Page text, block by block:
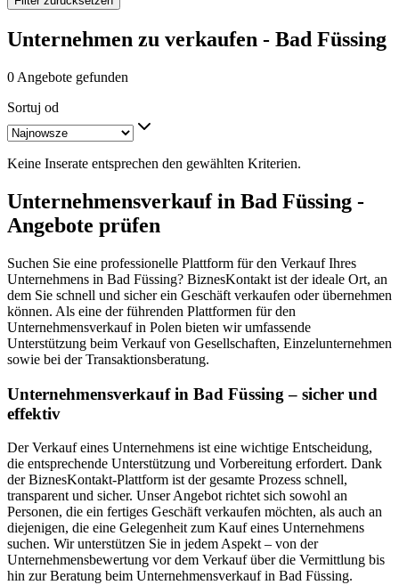
Unternehmen zu verkaufen - Bad Füssing
0 Angebote gefunden
Sortuj od
Keine Inserate entsprechen den gewählten Kriterien.
Unternehmensverkauf in Bad Füssing -
Angebote prüfen
Suchen Sie eine professionelle Plattform für den Verkauf Ihres
Unternehmens in Bad Füssing? BiznesKontakt ist der ideale Ort, an
dem Sie schnell und sicher ein Geschäft verkaufen oder übernehmen
können. Als eine der führenden Plattformen für den
Unternehmensverkauf in Polen bieten wir umfassende
Unterstützung beim Verkauf von Gesellschaften, Einzelunternehmen
sowie bei der Transaktionsberatung.
Unternehmensverkauf in Bad Füssing – sicher und
effektiv
Der Verkauf eines Unternehmens ist eine wichtige Entscheidung,
die entsprechende Unterstützung und Vorbereitung erfordert. Dank
der BiznesKontakt-Plattform ist der gesamte Prozess schnell,
transparent und sicher. Unser Angebot richtet sich sowohl an
Personen, die ein fertiges Geschäft verkaufen möchten, als auch an
diejenigen, die eine Gelegenheit zum Kauf eines Unternehmens
suchen. Wir unterstützen Sie in jedem Aspekt – von der
Unternehmensbewertung vor dem Verkauf über die Vermittlung bis
hin zur Beratung beim Unternehmensverkauf in Bad Füssing.